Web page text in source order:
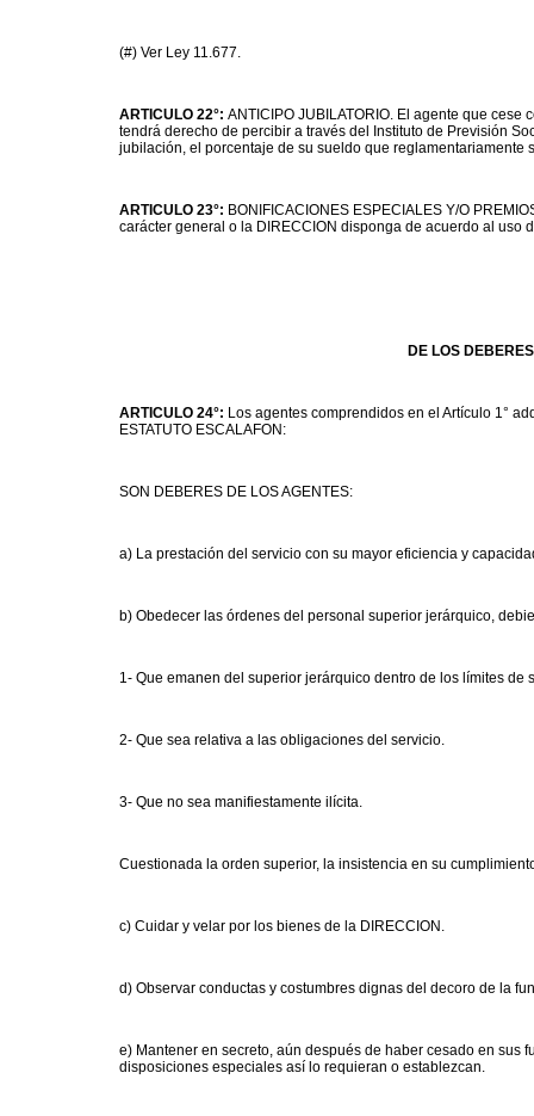
(#) Ver Ley 11.677.
ARTICULO 22°: ANTICIPO JUBILATORIO. El agente que
tendrá derecho de percibir a través del Instituto de Previsión
jubilación, el porcentaje de su sueldo que reglamentariamente
ARTICULO 23°: BONIFICACIONES ESPECIALES Y/O
carácter general o la DIRECCION disponga de acuerdo al uso
DE LOS
ARTICULO 24°: Los agentes comprendidos en el Artículo 1°
ESTATUTO ESCALAFON:
SON DEBERES DE LOS AGENTES:
a) La prestación del servicio con su mayor eficiencia y
b) Obedecer las órdenes del personal superior jerárquico,
1- Que emanen del superior jerárquico dentro de los límites de
2- Que sea relativa a las obligaciones del servicio.
3- Que no sea manifiestamente ilícita.
Cuestionada la orden superior, la insistencia en su
c) Cuidar y velar por los bienes de la DIRECCION.
d) Observar conductas y costumbres dignas del decoro de la
e) Mantener en secreto, aún después de haber cesado en sus
disposiciones especiales así lo requieran o establezcan.